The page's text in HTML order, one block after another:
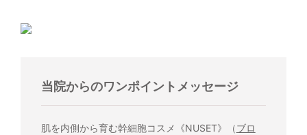
当院からのワンポイントメッセージ
肌を内側から育む幹細胞コスメ《NUSET》（ブロ